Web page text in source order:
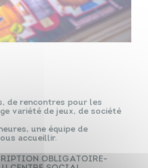
de rencontres pour les
variété de jeux, de société
une équipe de
accueillir.
OBLIGATOIRE-